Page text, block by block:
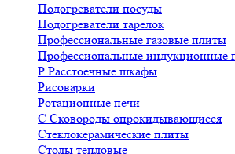
Подогреватели посуды
Подогреватели тарелок
Профессиональные газовые плиты
Профессиональные индукционные
Р Расстоечные шкафы
Рисоварки
Ротационные печи
С Сковороды опрокидывающиеся
Стеклокерамические плиты
Столы тепловые